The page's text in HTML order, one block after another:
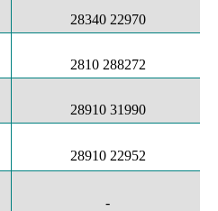
28340 22970
2810 288272
28910 31990
28910 22952
-